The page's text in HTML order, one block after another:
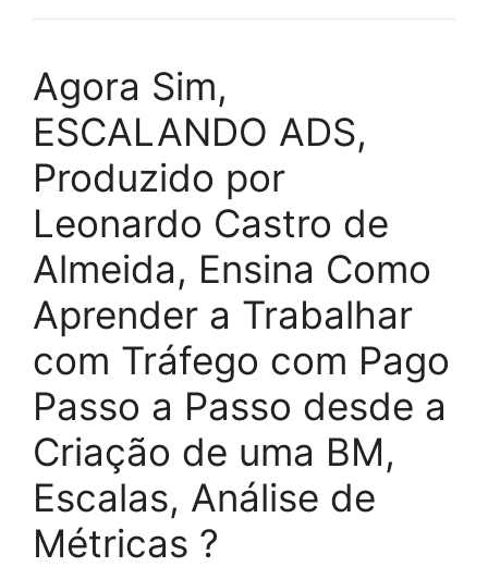
Agora Sim,
ESCALANDO ADS,
Produzido por
Leonardo Castro de
Almeida, Ensina Como
Aprender a Trabalhar
com Tráfego com Pago
Passo a Passo desde a
Criação de uma BM,
Escalas, Análise de
Métricas ?